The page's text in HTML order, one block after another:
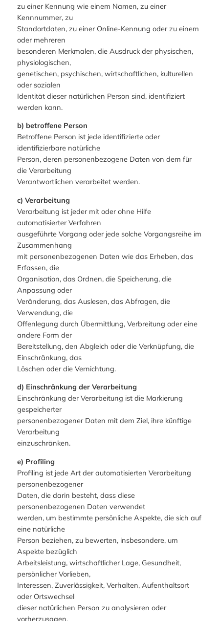
zu einer Kennung wie einem Namen, zu einer
Kennnummer, zu
Standortdaten, zu einer Online-Kennung oder zu einem
oder mehreren
besonderen Merkmalen, die Ausdruck der physischen,
physiologischen,
genetischen, psychischen, wirtschaftlichen, kulturellen
oder sozialen
Identität dieser natürlichen Person sind, identifiziert
werden kann.
b) betroffene Person
Betroffene Person ist jede identifizierte oder
identifizierbare natürliche
Person, deren personenbezogene Daten von dem für
die Verarbeitung
Verantwortlichen verarbeitet werden.
c) Verarbeitung
Verarbeitung ist jeder mit oder ohne Hilfe
automatisierter Verfahren
ausgeführte Vorgang oder jede solche Vorgangsreihe im
Zusammenhang
mit personenbezogenen Daten wie das Erheben, das
Erfassen, die
Organisation, das Ordnen, die Speicherung, die
Anpassung oder
Veränderung, das Auslesen, das Abfragen, die
Verwendung, die
Offenlegung durch Übermittlung, Verbreitung oder eine
andere Form der
Bereitstellung, den Abgleich oder die Verknüpfung, die
Einschränkung, das
Löschen oder die Vernichtung.
d) Einschränkung der Verarbeitung
Einschränkung der Verarbeitung ist die Markierung
gespeicherter
personenbezogener Daten mit dem Ziel, ihre künftige
Verarbeitung
einzuschränken.
e) Profiling
Profiling ist jede Art der automatisierten Verarbeitung
personenbezogener
Daten, die darin besteht, dass diese
personenbezogenen Daten verwendet
werden, um bestimmte persönliche Aspekte, die sich auf
eine natürliche
Person beziehen, zu bewerten, insbesondere, um
Aspekte bezüglich
Arbeitsleistung, wirtschaftlicher Lage, Gesundheit,
persönlicher Vorlieben,
Interessen, Zuverlässigkeit, Verhalten, Aufenthaltsort
oder Ortswechsel
dieser natürlichen Person zu analysieren oder
vorherzusagen.